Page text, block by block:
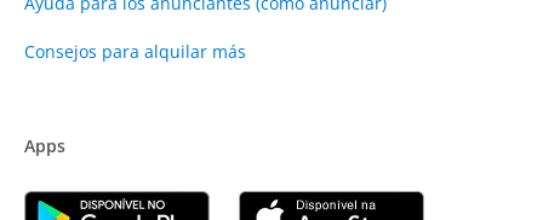
Consejos para alquilar más
Apps